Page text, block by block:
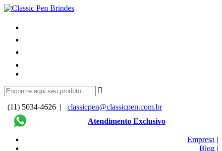
(11) 5034-4626 |
classicpen@classicpen.com.br
Atendimento Exclusivo
Empresa |
Blog |